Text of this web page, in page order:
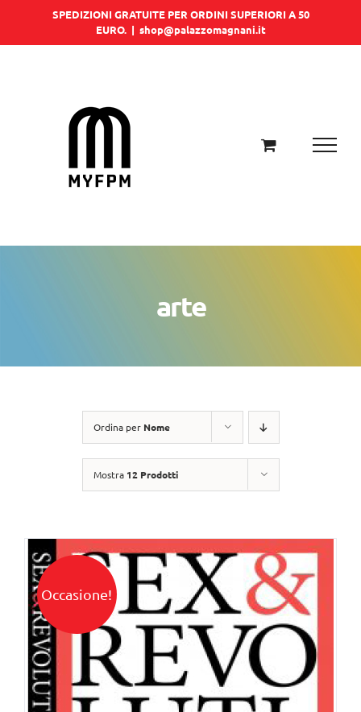
SPEDIZIONI GRATUITE PER ORDINI SUPERIORI A 50
EURO. | shop@palazzomagnani.it
arte
Ordina per Nome
Mostra 12 Prodotti
Occasione!